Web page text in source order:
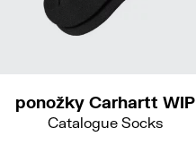
ponožky Carhartt WIP
Catalogue Socks